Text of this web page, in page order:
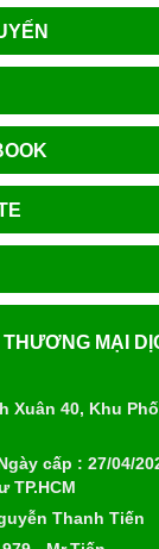
MẠI
Xuân 40, Khu
cấp : 27/04/
TP.HCM
Thanh Tiến